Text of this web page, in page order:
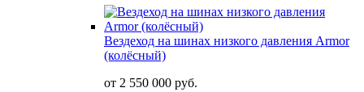
Вездеход на шинах низкого давления Armor
(колёсный)
от 2 550 000 руб.